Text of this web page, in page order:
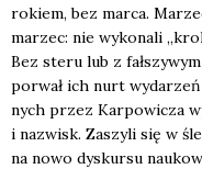
rokiem, bez mar­ca.
marzec: nie wyko­na­li
Bez ste­ru lub z
porwał ich nurt
nych przez Kar­po­wi­cza
i nazwisk. Zaszy­li się w
na nowo dys­kur­su